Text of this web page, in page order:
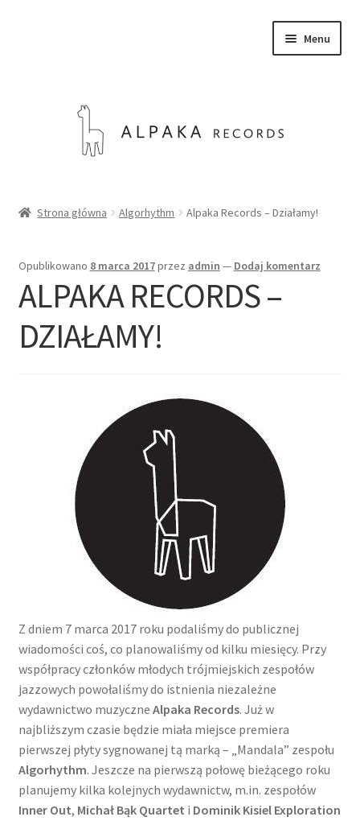
Menu
KONTAKT
Polski
Strona główna Algorhythm Alpaka Records – Działamy!
Opublikowano 8 marca 2017przez admin — Dodaj komentarz
ALPAKA RECORDS –
DZIAŁAMY!
Z dniem 7 marca 2017 roku podaliśmy do publicznej
wiadomości coś, co planowaliśmy od kilku miesięcy. Przy
współpracy członków młodych trójmiejskich zespołów
jazzowych powołaliśmy do istnienia niezależne
wydawnictwo muzyczne Alpaka Records. Już w
najbliższym czasie będzie miała miejsce premiera
pierwszej płyty sygnowanej tą marką – „Mandala” zespołu
Algorhythm. Jeszcze na pierwszą połowę bieżącego roku
planujemy kilka kolejnych wydawnictw, m.in. zespołów
Inner Out, Michał Bąk Quartet i Dominik Kisiel Exploration